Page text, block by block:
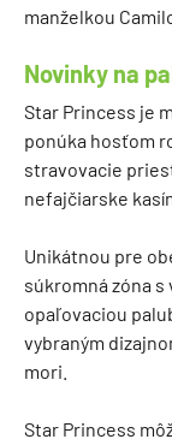
manželkou
Novinky na
Star Princess je
ponúka hosťom
stravovacie
nefajčiarske
Unikátnou pre
súkromná zóna
opaľovaciou
vybraným
mori.
Star Princess